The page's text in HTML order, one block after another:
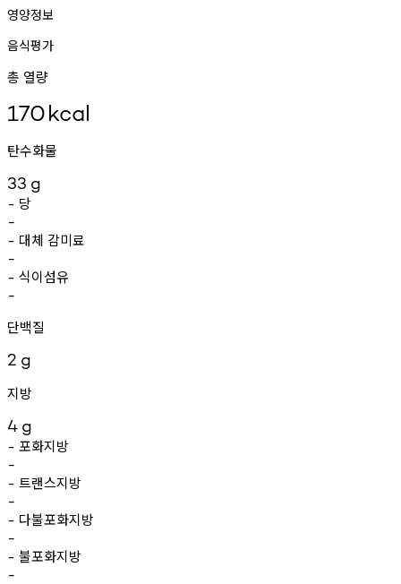
영양정보
음식평가
총 열량
170kcal
탄수화물
33 g
- 당
-
- 대체 감미료
-
- 식이섬유
-
단백질
2 g
지방
4 g
- 포화지방
-
- 트랜스지방
-
- 다불포화지방
-
- 불포화지방
-